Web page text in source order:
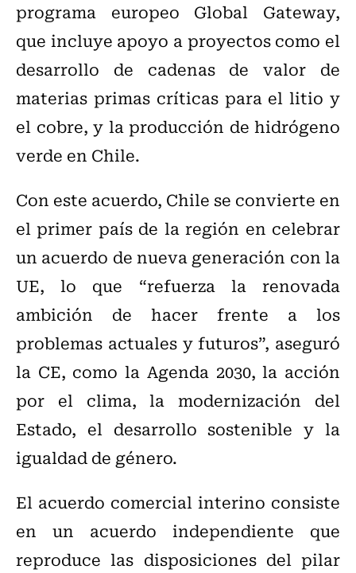
programa europeo Global Gateway,
que incluye apoyo a proyectos como el
desarrollo de cadenas de valor de
materias primas críticas para el litio y
el cobre, y la producción de hidrógeno
verde en Chile.
Con este acuerdo, Chile se convierte en
el primer país de la región en celebrar
un acuerdo de nueva generación con la
UE, lo que “refuerza la renovada
ambición de hacer frente a los
problemas actuales y futuros”, aseguró
la CE, como la Agenda 2030, la acción
por el clima, la modernización del
Estado, el desarrollo sostenible y la
igualdad de género.
El acuerdo comercial interino consiste
en un acuerdo independiente que
reproduce las disposiciones del pilar